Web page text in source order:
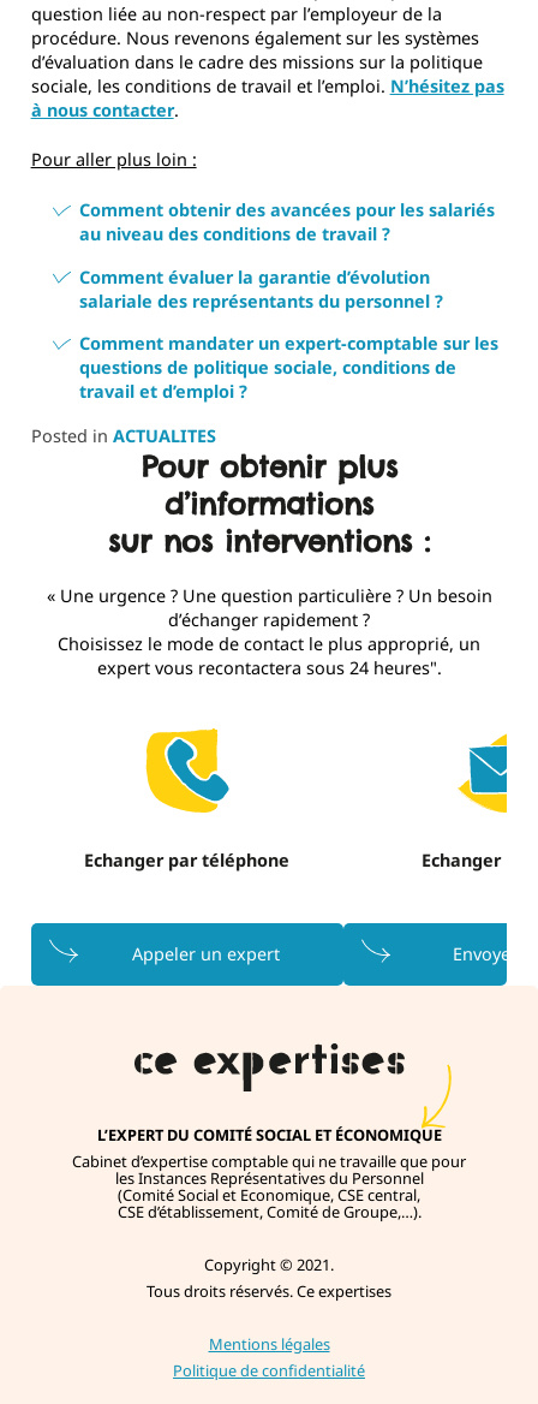
question liée au non-respect par l’employeur de la
procédure. Nous revenons également sur les systèmes
d’évaluation dans le cadre des missions sur la politique
sociale, les conditions de travail et l’emploi. N’hésitez pas
à nous contacter.
Pour aller plus loin :
Comment obtenir des avancées pour les salariés
au niveau des conditions de travail ?
Comment évaluer la garantie d’évolution
salariale des représentants du personnel ?
Comment mandater un expert-comptable sur les
questions de politique sociale, conditions de
travail et d’emploi ?
Posted in ACTUALITES
Pour obtenir plus
d’informations
sur nos interventions :
« Une urgence ? Une question particulière ? Un besoin
d’échanger rapidement ?
Choisissez le mode de contact le plus approprié, un
expert vous recontactera sous 24 heures".
Echanger par téléphone
Appeler un expert
Echanger
Envoyer
L’EXPERT DU COMITÉ SOCIAL ET ÉCONOMIQUE
Cabinet d’expertise comptable qui ne travaille que pour
les Instances Représentatives du Personnel
(Comité Social et Economique, CSE central,
CSE d’établissement, Comité de Groupe,…).
Copyright © 2021.
Tous droits réservés. Ce expertises
Mentions légales
Politique de confidentialité